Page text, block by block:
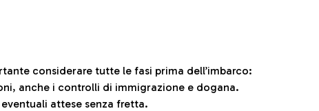
considerare tutte le fasi prima dell’imbarco:
anche i controlli di immigrazione e dogana.
attese senza fretta.